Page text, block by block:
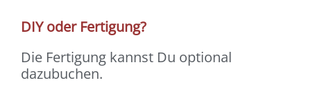
DIY oder Fertigung?
Die Fertigung kannst Du optional
dazubuchen.